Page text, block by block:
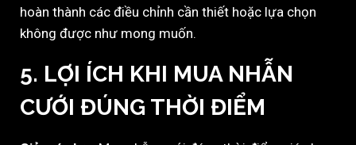
hoàn thành các điều chỉnh cần thiết hoặc lựa chọn
không được như mong muốn.
5. LỢI ÍCH KHI MUA NHẪN
CƯỚI ĐÚNG THỜI ĐIỂM